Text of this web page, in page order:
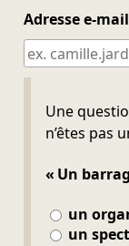
Adresse e-mail
Une
n’êtes pas
« Un
un
un
Ne pas